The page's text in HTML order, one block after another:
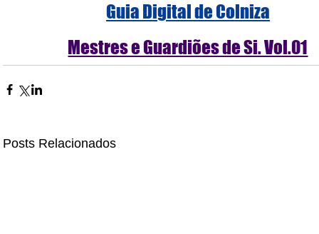
Guia Digital de Colniza
Mestres e Guardiões de Si. Vol.01
Posts Relacionados